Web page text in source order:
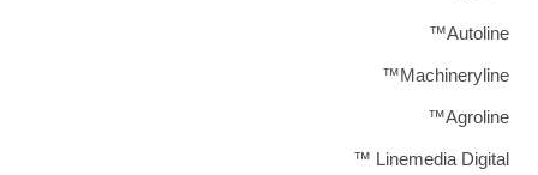
Autoline™
Machineryline™
Agroline™
Linemedia Digital ™